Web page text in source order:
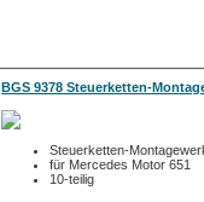
BGS 9378 Steuerketten-
Steuerketten-
für Mercedes Motor 651
10-teilig